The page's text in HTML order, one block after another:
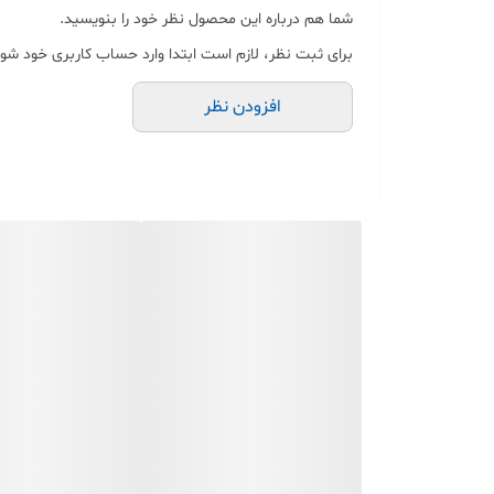
شما هم درباره این محصول نظر خود را بنویسید.
برای ثبت نظر، لازم است ابتدا وارد حساب کاربری خود
افزودن نظر